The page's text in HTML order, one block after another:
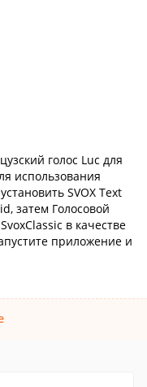
голос Luc для
использования
SVOX Text
затем Голосовой
в качестве
приложение и